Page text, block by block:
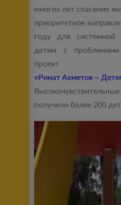
многих лет спасение
приоритетное
году для
детям с
проект
«Ринат Ахметов –
получили более 200